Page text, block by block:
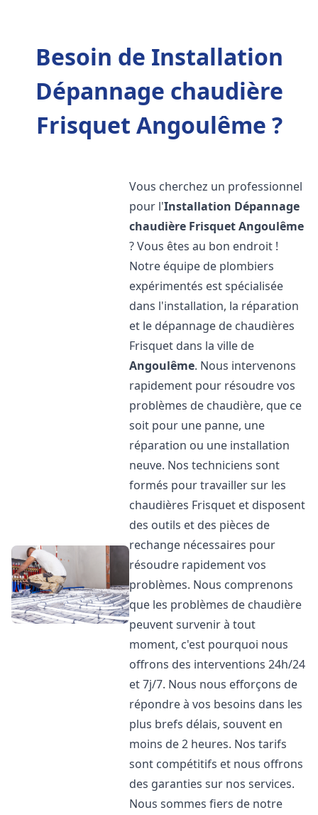
Besoin de Installation
Dépannage chaudière
Frisquet Angoulême ?
Vous cherchez un professionnel
pour l'Installation Dépannage
chaudière FrisquetAngoulême
? Vous êtes au bon endroit !
Notre équipe de plombiers
expérimentés est spécialisée
dans l'installation, la réparation
et le dépannage de chaudières
Frisquet dans la ville de
Angoulême. Nous intervenons
rapidement pour résoudre vos
problèmes de chaudière, que ce
soit pour une panne, une
réparation ou une installation
neuve. Nos techniciens sont
formés pour travailler sur les
chaudières Frisquet et disposent
des outils et des pièces de
rechange nécessaires pour
résoudre rapidement vos
problèmes. Nous comprenons
que les problèmes de chaudière
peuvent survenir à tout
moment, c'est pourquoi nous
offrons des interventions 24h/24
et 7j/7. Nous nous efforçons de
répondre à vos besoins dans les
plus brefs délais, souvent en
moins de 2 heures. Nos tarifs
sont compétitifs et nous offrons
des garanties sur nos services.
Nous sommes fiers de notre